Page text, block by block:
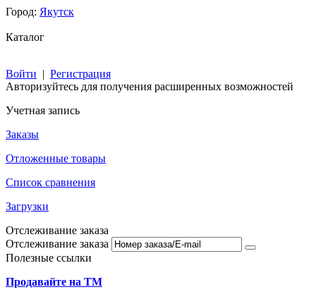
Город: Якутск
Каталог
Войти | Регистрация
Авторизуйтесь для получения расширенных возможностей
Учетная запись
Заказы
Отложенные товары
Список сравнения
Загрузки
Отслеживание заказа
Отслеживание заказа
Полезные ссылки
Продавайте на ТМ